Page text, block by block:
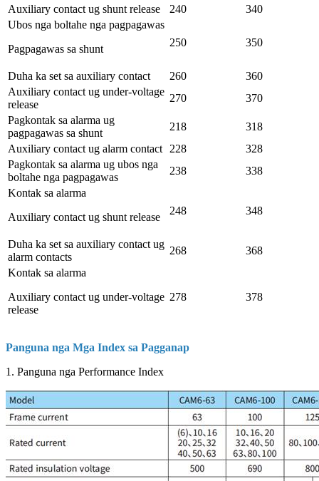
Auxiliary contact ug shunt release
240
340
Ubos nga boltahe nga pagpagawas
Pagpagawas sa shunt
250 350
Duha ka set sa auxiliary contact 260
360
Auxiliary contact ug under-voltage
release
270
370
Pagkontak sa alarma ug
pagpagawas sa shunt
218
318
Auxiliary contact ug alarm contact
228
328
Pagkontak sa alarma ug ubos nga
boltahe nga pagpagawas
238
338
Kontak sa alarma
Auxiliary contact ug shunt release
248 348
Duha ka set sa auxiliary contact ug
alarm contacts
268
368
Kontak sa alarma
Auxiliary contact ug under-voltage
release
278 378
Panguna nga Mga Index sa Pagganap
1. Panguna nga Performance Index